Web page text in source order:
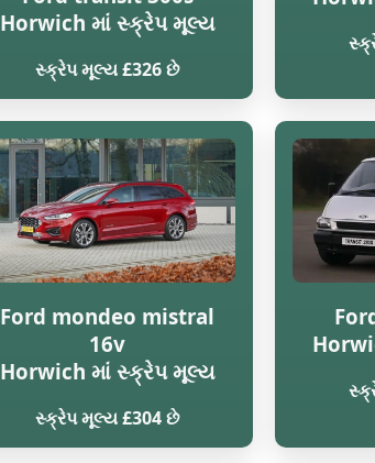
Horwich માં સ્ક્રેપ મૂલ્ય
સ્ક્રેપ મૂલ્ય £326 છે
Ford mondeo mistral
16v
Horwich માં સ્ક્રેપ મૂલ્ય
સ્ક્રેપ મૂલ્ય £304 છે